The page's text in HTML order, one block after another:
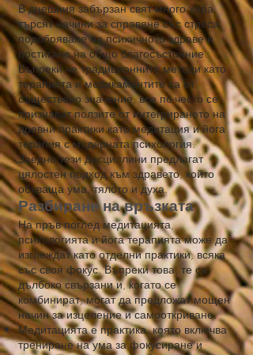
В днешния забързан свят много хора
търсят начини за справяне със стреса,
подобряване на психичното здраве и
постигане на общо благосъстояние.
Въпреки че традиционните методи като
терапията и медикаментите са от
съществено значение, все по-често се
признават ползите от интегрирането на
древни практики като медитация и йога
терапия с модерната психология.
Заедно тези дисциплини предлагат
цялостен подход към здравето, който
обхваща ума, тялото и духа.
Разбиране на връзката
На пръв поглед медитацията,
психологията и йога терапията може да
изглеждат като отделни практики, всяка
със своя фокус. Въпреки това, те са
дълбоко свързани и, когато се
комбинират, могат да предложат мощен
начин за изцеление и самооткриване.
Медитацията е практика, която включва
трениране на ума за фокусиране и